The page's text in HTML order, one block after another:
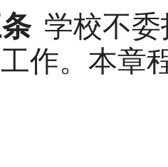
学校不
作。本章